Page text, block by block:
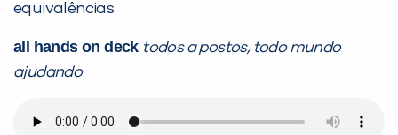
equivalências:
all hands on deck todos a postos, todo mundo
ajudando